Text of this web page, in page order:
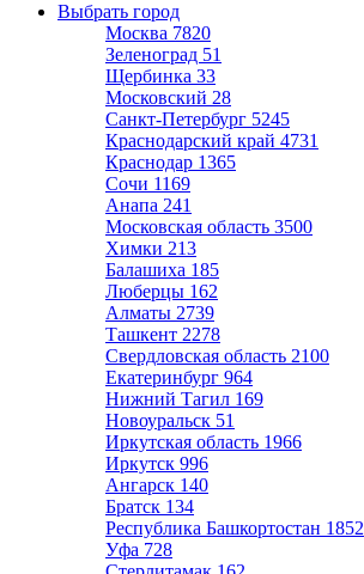
Выбрать город
Москва 7820
Зеленоград 51
Щербинка 33
Московский 28
Санкт-Петербург 5245
Краснодарский край 4731
Краснодар 1365
Сочи 1169
Анапа 241
Московская область 3500
Химки 213
Балашиха 185
Люберцы 162
Алматы 2739
Ташкент 2278
Свердловская область 2100
Екатеринбург 964
Нижний Тагил 169
Новоуральск 51
Иркутская область 1966
Иркутск 996
Ангарск 140
Братск 134
Республика Башкортостан 1852
Уфа 728